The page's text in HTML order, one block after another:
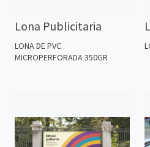
Lona Publicitaria
LONA DE PVC
MICROPERFORADA 350GR